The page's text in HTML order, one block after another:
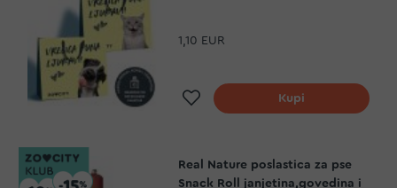
1,10 EUR
Dodaj na listu želja
Kupi
Real Nature poslastica za pse
Snack Roll janjetina,govedina i